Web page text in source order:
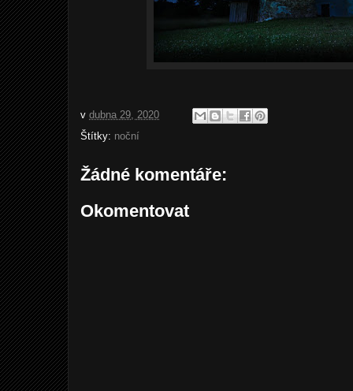
v dubna 29, 2020
Štítky: noční
Žádné komentáře:
Okomentovat